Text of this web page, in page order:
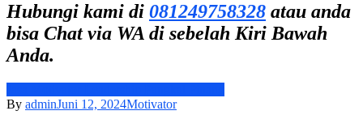
Hubungi kami di 081249758328 atau anda
bisa Chat via WA di sebelah Kiri Bawah
Anda.
By adminJuni 12, 2024Motivator